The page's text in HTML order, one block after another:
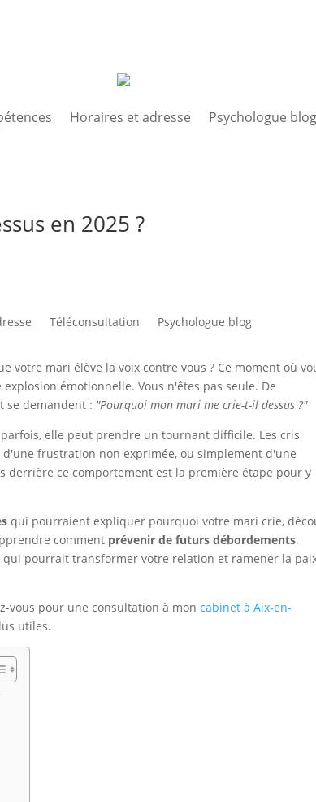
Horaires et adresse Psychologue blog
en 2025 ?
Téléconsultation Psychologue blog
votre mari élève la voix contre vous ? Ce moment où
émotionnelle. Vous n'êtes pas seule. De
se demandent : "Pourquoi mon mari me crie-t-il dessus ?"
elle peut prendre un tournant difficile. Les cris
frustration non exprimée, ou simplement d'une
derrière ce comportement est la première étape pour y
qui pourraient expliquer pourquoi votre mari crie,
comment prévenir de futurs débordements.
pourrait transformer votre relation et ramener la
vous pour une consultation à moncabinet à Aix-en-
utiles.